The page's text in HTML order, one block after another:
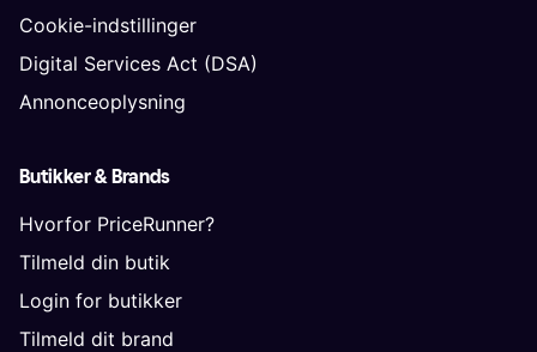
Cookie-indstillinger
Digital Services Act (DSA)
Annonceoplysning
Butikker & Brands
Hvorfor PriceRunner?
Tilmeld din butik
Login for butikker
Tilmeld dit brand